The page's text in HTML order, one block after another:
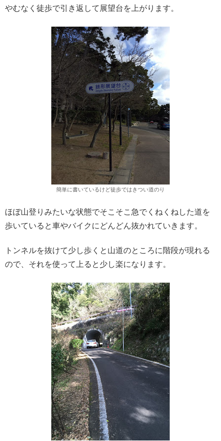
やむなく徒歩で引き返して展望台を上がります。
簡単に書いているけど徒歩ではきつい道のり
ほぼ山登りみたいな状態でそこそこ急でくねくねした道を
歩いていると車やバイクにどんどん抜かれていきます。
トンネルを抜けて少し歩くと山道のところに階段が現れる
ので、それを使って上ると少し楽になります。